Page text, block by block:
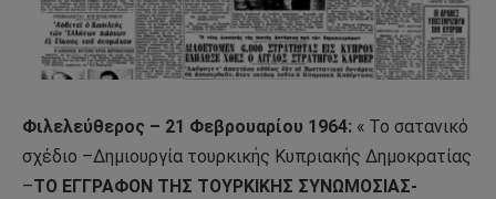
Φιλελεύθερος – 21 Φεβρουαρίου 1964: « Το σατανικό
σχέδιο –Δημιουργία τουρκικής Κυπριακής Δημοκρατίας
–ΤΟ ΕΓΓΡΑΦΟΝ ΤΗΣ ΤΟΥΡΚΙΚΗΣ ΣΥΝΩΜΟΣΙΑΣ-